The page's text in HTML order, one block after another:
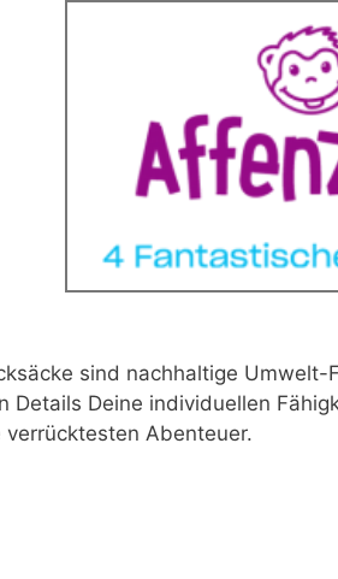
sind nachhaltige
Details Deine individuellen
Abenteuer.